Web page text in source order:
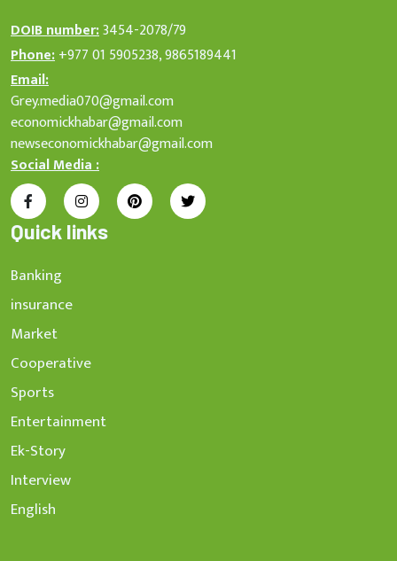
DOIB number:3454-2078/79
Phone:+977 01 5905238, 9865189441
Email:
Grey.media070@gmail.com
economickhabar@gmail.com
newseconomickhabar@gmail.com
Social Media :
Quick links
Banking
insurance
Market
Cooperative
Sports
Entertainment
Ek-Story
Interview
English